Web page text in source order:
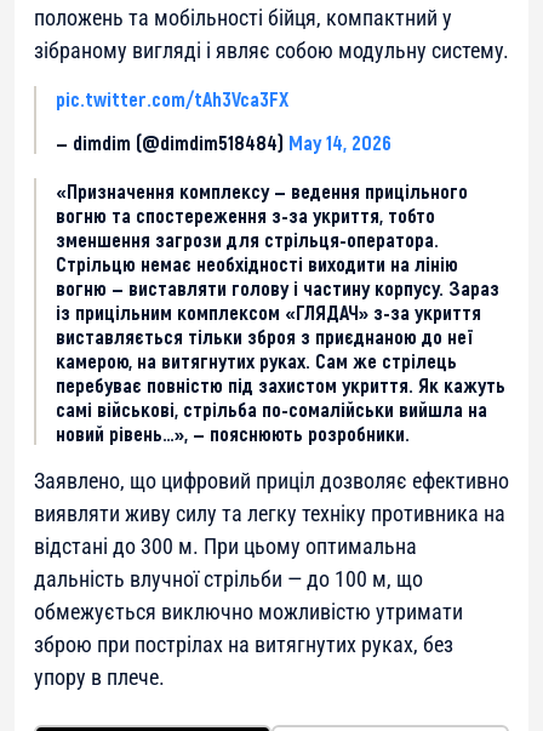
положень та мобільності бійця, компактний у
зібраному вигляді і являє собою модульну систему.
pic.twitter.com/tAh3Vca3FX
— dimdim (@dimdim518484) May 14, 2026
«Призначення комплексу — ведення прицільного
вогню та спостереження з-за укриття, тобто
зменшення загрози для стрільця-оператора.
Стрільцю немає необхідності виходити на лінію
вогню — виставляти голову і частину корпусу. Зараз
із прицільним комплексом «ГЛЯДАЧ» з-за укриття
виставляється тільки зброя з приєднаною до неї
камерою, на витягнутих руках. Сам же стрілець
перебуває повністю під захистом укриття. Як кажуть
самі військові, стрільба по-сомалійськи вийшла на
новий рівень…», — пояснюють розробники.
Заявлено, що цифровий приціл дозволяє ефективно
виявляти живу силу та легку техніку противника на
відстані до 300 м. При цьому оптимальна
дальність влучної стрільби — до 100 м, що
обмежується виключно можливістю утримати
зброю при пострілах на витягнутих руках, без
упору в плече.